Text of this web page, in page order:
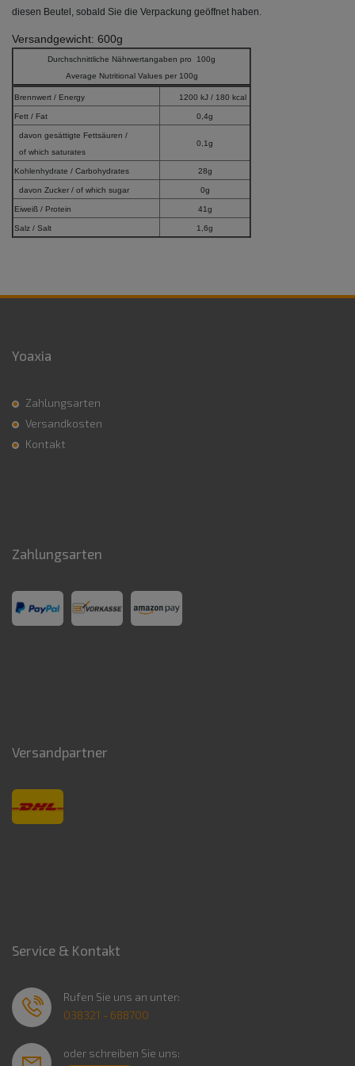
diesen Beutel, sobald Sie die Verpackung geöffnet haben.
Versandgewicht: 600g
Durchschnittliche Nährwertangaben pro 100g
Average Nutritional Values per 100g
Brennwert / Energy 1200 kJ / 180 kcal
Fett / Fat 0,4g
davon gesättigte Fettsäuren /
of which saturates
0,1g
Kohlenhydrate / Carbohydrates 28g
davon Zucker / of which sugar 0g
Eiweiß / Protein 41g
Salz / Salt 1,6g
Yoaxia
Zahlungsarten
Versandkosten
Kontakt
Zahlungsarten
Versandpartner
Service & Kontakt
Rufen Sie uns an unter:
038321 - 688700
oder schreiben Sie uns: